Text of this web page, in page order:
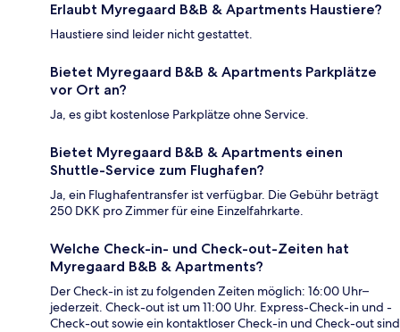
Erlaubt Myregaard B&B & Apartments Haustiere?
Haustiere sind leider nicht gestattet.
Bietet Myregaard B&B & Apartments Parkplätze
vor Ort an?
Ja, es gibt kostenlose Parkplätze ohne Service.
Bietet Myregaard B&B & Apartments einen
Shuttle-Service zum Flughafen?
Ja, ein Flughafentransfer ist verfügbar. Die Gebühr beträgt
250 DKK pro Zimmer für eine Einzelfahrkarte.
Welche Check-in- und Check-out-Zeiten hat
Myregaard B&B & Apartments?
Der Check-in ist zu folgenden Zeiten möglich: 16:00 Uhr–
jederzeit. Check-out ist um 11:00 Uhr. Express-Check-in und -
Check-out sowie ein kontaktloser Check-in und Check-out sind